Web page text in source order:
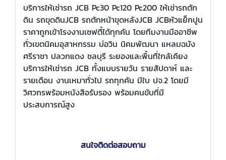
บริการให้เช่ารถ JCB Pc30 Pc120 Pc200 ให้เช่ารถตัก
ดิน รถขุดดินJCB รถตักหน้าขุดหลังJCB JCBหัวแย็กปูน
ราคาถูกเข้าโรงงานเซฟตี้ได้ทุกคัน โดยทีมงานมืออาชีพ
ทั่วเขตนิคมอุสาหกรรม บ่อวิน นิคมพัฒนา แหลมฉบัง
ศรีราชา ปลวกแดง ชลบุรี ระยองและพื้นที่ใกล้เคียง
บริการให้เช่ารถ JCB ทั้งแบบรายวัน รายสัปดาห์ และ
รายเดือน งานเหมาทั่วไป รถทุกคัน มีใบ ปจ.2 โดยมี
วิศวกรพร้อมหนังสือรับรอง พร้อมคนขับที่มี
ประสบการณ์สูง
สนใจติดต่อสอบถาม